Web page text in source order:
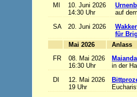
MI
10. Juni 2026
14:30 Uhr
auf
SA
20. Juni 2026
für
Mai 2026
FR
08. Mai 2026
16:30 Uhr
in der
DI
12. Mai 2026
19 Uhr